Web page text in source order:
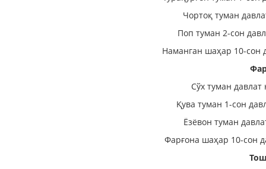
Чортоқ туман
Поп туман 2-сон
Наманган шаҳар 10-сон
Сўх туман
Қува туман 1-сон
Ёзёвон туман
Фарғона шаҳар 10-сон